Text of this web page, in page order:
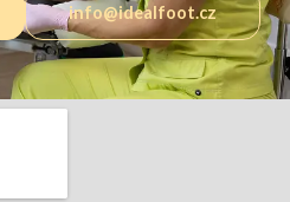
info@idealfoot.cz